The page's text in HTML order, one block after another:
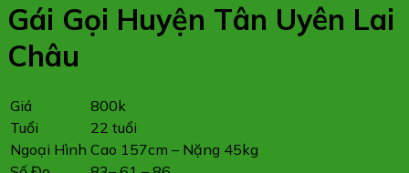
Gái Gọi Huyện Tân Uyên Lai
Châu
Giá
800k
Tuổi
22 tuổi
Ngoại Hình Cao 157cm – Nặng 45kg